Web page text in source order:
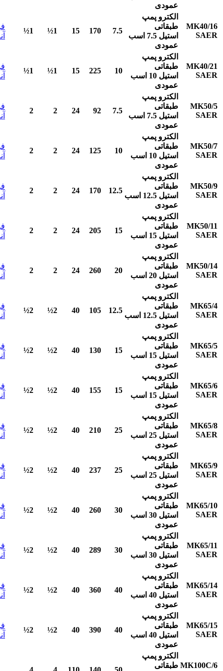
عمودی
MK40/16
SAER
الکترو پمپ
طبقاتی
استیل 7.5 اسب
عمودی
7.5
170
15
1½
1½
MK40/21
SAER
الکترو پمپ
طبقاتی
استیل 10 اسب
عمودی
10
225
15
1½
1½
MK50/5
SAER
الکترو پمپ
طبقاتی
استیل 7.5 اسب
عمودی
7.5
92
24
2
2
MK50/7
SAER
الکترو پمپ
طبقاتی
استیل 10 اسب
عمودی
10
125
24
2
2
MK50/9
SAER
الکترو پمپ
طبقاتی
استیل 12.5 اسب
عمودی
12.5
170
24
2
2
MK50/11
SAER
الکترو پمپ
طبقاتی
استیل 15 اسب
عمودی
15
205
24
2
2
MK50/14
SAER
الکترو پمپ
طبقاتی
استیل 20 اسب
عمودی
20
260
24
2
2
MK65/4
SAER
الکترو پمپ
طبقاتی
استیل 12.5 اسب
عمودی
12.5
105
40
2½
2½
MK65/5
SAER
الکترو پمپ
طبقاتی
استیل 15 اسب
عمودی
15
130
40
2½
2½
MK65/6
SAER
الکترو پمپ
طبقاتی
استیل 15 اسب
عمودی
15
155
40
2½
2½
MK65/8
SAER
الکترو پمپ
طبقاتی
استیل 25 اسب
عمودی
25
210
40
2½
2½
MK65/9
SAER
الکترو پمپ
طبقاتی
استیل 25 اسب
عمودی
25
237
40
2½
2½
MK65/10
SAER
الکترو پمپ
طبقاتی
استیل 30 اسب
عمودی
30
260
40
2½
2½
MK65/11
SAER
الکترو پمپ
طبقاتی
استیل 30 اسب
عمودی
30
289
40
2½
2½
MK65/14
SAER
الکترو پمپ
طبقاتی
استیل 40 اسب
عمودی
40
360
40
2½
2½
MK65/15
SAER
الکترو پمپ
طبقاتی
استیل 40 اسب
عمودی
40
390
40
2½
2½
MK100C/6
الکترو پمپ
طبقاتی